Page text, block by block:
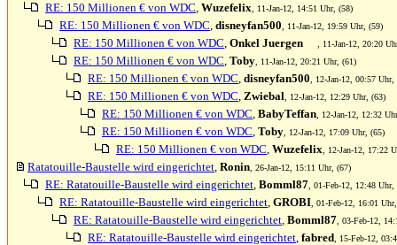
RE: 150 Millionen € von WDC, Wuzefelix , 11-Jan-12, 14:51 Uhr, (58)
RE: 150 Millionen € von WDC, disneyfan500 , 11-Jan-12, 19:59 Uhr, (59)
RE: 150 Millionen € von WDC, Onkel Juergen , 11-Jan-12, 20:20
RE: 150 Millionen € von WDC, Toby , 11-Jan-12, 20:21 Uhr, (61)
RE: 150 Millionen € von WDC, disneyfan500 , 12-Jan-12, 00:57 Uhr,
RE: 150 Millionen € von WDC, Zwiebal , 12-Jan-12, 12:29 Uhr, (63)
RE: 150 Millionen € von WDC, BabyTeffan , 12-Jan-12, 12:32
RE: 150 Millionen € von WDC, Toby , 12-Jan-12, 17:09 Uhr, (65)
RE: 150 Millionen € von WDC, Wuzefelix , 12-Jan-12, 17:22
Ratatouille-Baustelle wird eingerichtet, Ronin , 26-Jan-12, 15:11 Uhr, (67)
RE: Ratatouille-Baustelle wird eingerichtet, Bomml87 , 01-Feb-12, 12:48 Uhr,
RE: Ratatouille-Baustelle wird eingerichtet, GROBI , 01-Feb-12, 16:01
RE: Ratatouille-Baustelle wird eingerichtet, Bomml87 , 03-Feb-12,
RE: Ratatouille-Baustelle wird eingerichtet, fabred , 15-Feb-12,